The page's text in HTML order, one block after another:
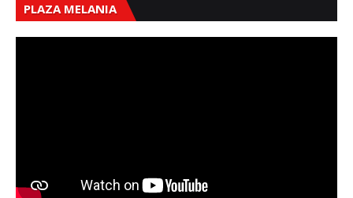
PLAZA MELANIA